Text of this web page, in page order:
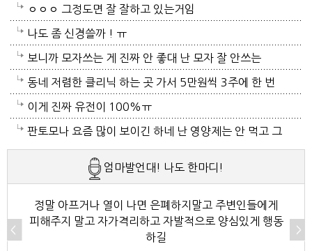
보통 술많이 드시는분이 오는 질병인데 저의 아버지가
술고래였거든요
아닌지..
ㅇㅇㅇ 그정도면 잘 잘하고 있는거임
나도 좀 신경쓸까 ! ㅠ
보니까 모자쓰는 게 진짜 안 좋대 난 모자 잘 안쓰는
중... 캡모자 특히
동네 저렴한 클리닉 하는 곳 가서 5만원씩 3주에 한 번
씩 가는것도 좋아~~
이게 진짜 유전이 100%ㅠ
판토모나 요즘 많이 보이긴 하네 난 영양제는 안 먹고 그
냥 샴푸만 좋은 거 쓰는데 에반가
엄마발언대! 나도 한마디!
정말 아프거나 열이 나면 은폐하지말고 주변인들에게
피해주지 말고 자가격리하고 자발적으로 양심있게 행동
하길